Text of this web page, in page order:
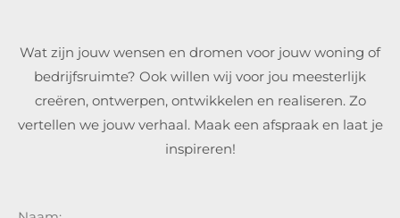
Wat zijn jouw wensen en dromen voor jouw woning of
bedrijfsruimte? Ook willen wij voor jou meesterlijk
creëren, ontwerpen, ontwikkelen en realiseren. Zo
vertellen we jouw verhaal. Maak een afspraak en laat je
inspireren!